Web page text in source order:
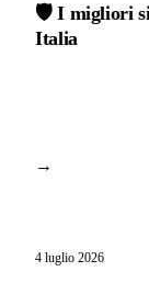
🛡️ I migliori
Italia
→
4 luglio 2026